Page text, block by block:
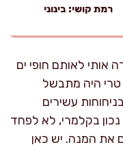
רמת קושי: בינוני
אותי לאותם חופי ים
טרי היה מתבשל
עשירים
בקלמרי, לא לפחד
את המנה. יש כאן